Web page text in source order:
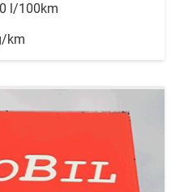
l/100km
km